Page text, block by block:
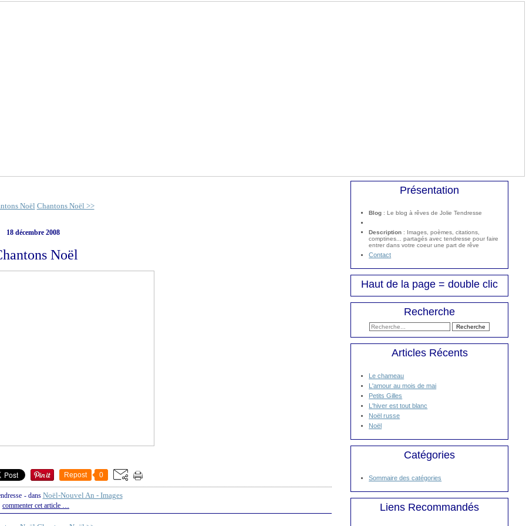
Noël Chantons Noël >>
18 décembre 2008
Noël
Repost 0
-dans Noël-Nouvel An - Images
commenter cet article …
Présentation
Blog : Le blog à rêves de Jolie Tendresse
Description : Images, poèmes, citations,
comptines... partagés avec tendresse pour faire
entrer dans votre coeur une part de rêve
Contact
Haut de la page = double clic
Recherche
Articles Récents
Le chameau
L'amour au mois de mai
Petits Gilles
L'hiver est tout blanc
Noël russe
Noël
Catégories
Sommaire des catégories
Liens Recommandés